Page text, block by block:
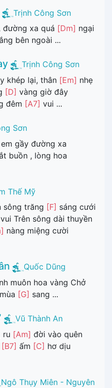
Trịnh Công Sơn
đường xa quá [Dm] ngại
bên ngoài ...
Trịnh Công Sơn
khép lại, thân [Em] nhẹ
[D] vàng giờ đây
đêm [A7] vui ...
Sơn
gầy đường xa
buồn , lòng hoa
Thế Mỹ
sông trăng [F] sáng cưới
vui Trên sông dài thuyền
nàng miệng cười
Quốc Dũng
muôn hoa vàng Chở
[G] sang ...
Vũ Thành An
ru [Am] đời vào quên
[B7] ấm [C] hơ dịu
Ngô Thụy Miên - Nguyên